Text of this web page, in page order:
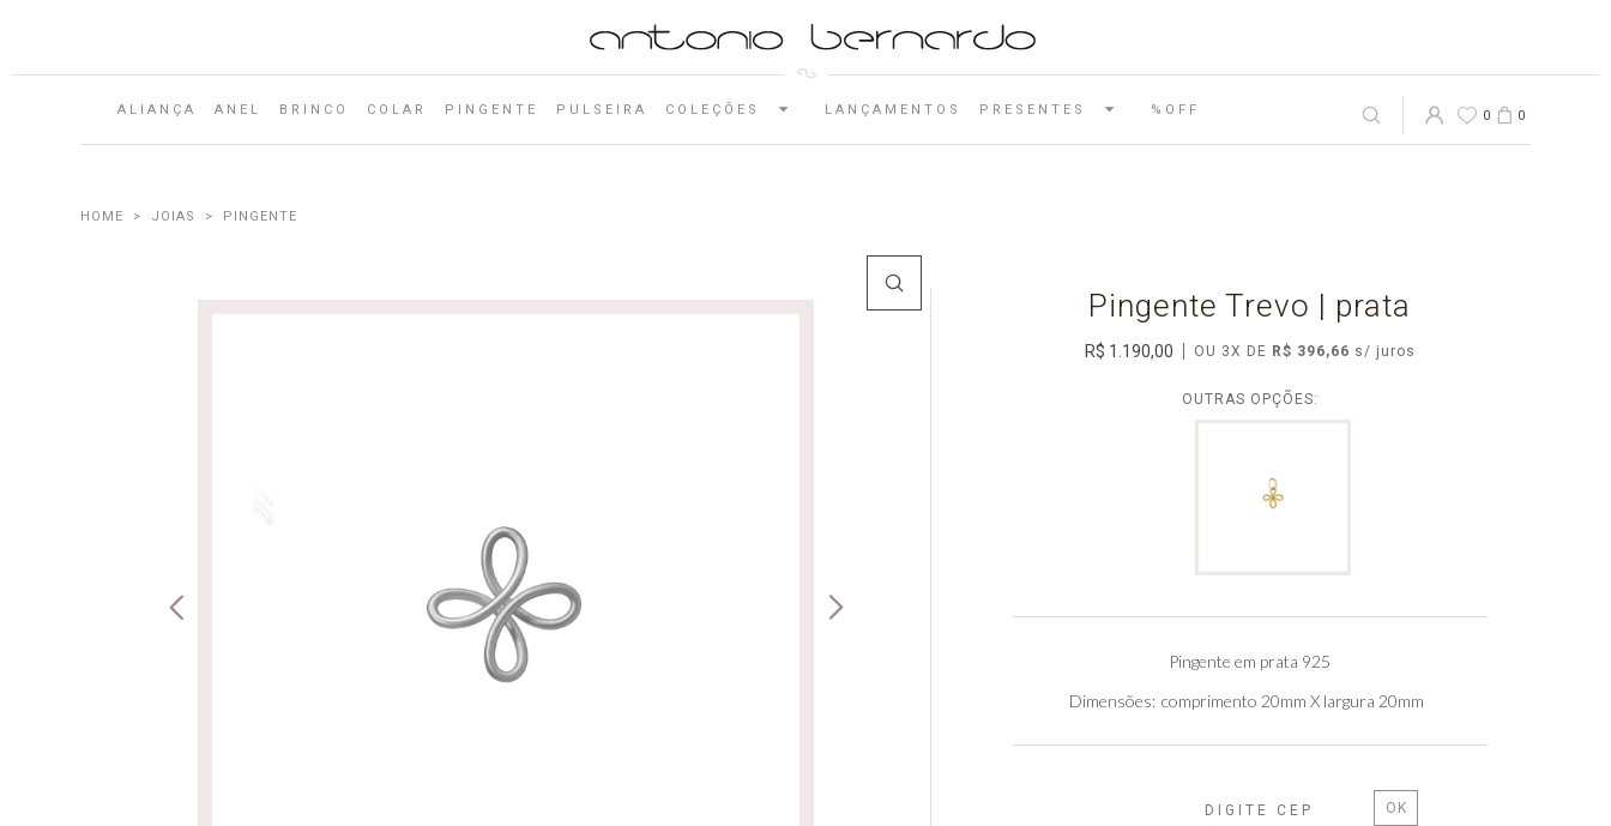
ALIANÇA ANEL BRINCO COLAR PINGENTE PULSEIRA COLEÇÕES LANÇAMENTOS PRESENTES %OFF 0 0
JOIAS PINGENTE
Pingente Trevo | prata
R$ 1.190,00 OU 3X DE R$ 396,66
OUTRAS OPÇÕES:
Pingente em prata 925
Dimensões comprimento 20mm X largura 20mm